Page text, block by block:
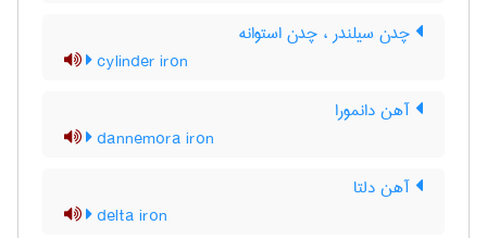
چدن سیلندر ، چدن استوانه
cylinder iron
آهن دانمورا
dannemora iron
آهن دلتا
delta iron